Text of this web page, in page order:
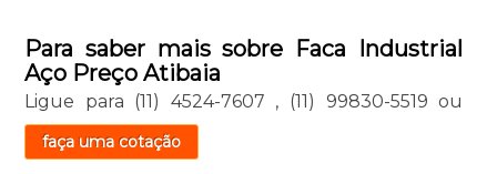
Para saber mais sobre Faca Industrial
Aço Preço Atibaia
Ligue para (11) 4524-7607 , (11) 99830-5519 ou
faça uma cotação